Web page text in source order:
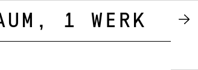
1 Werk